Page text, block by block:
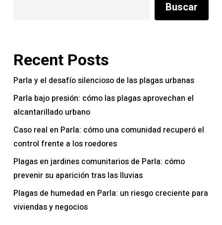
Buscar
Recent Posts
Parla y el desafío silencioso de las plagas urbanas
Parla bajo presión: cómo las plagas aprovechan el
alcantarillado urbano
Caso real en Parla: cómo una comunidad recuperó el
control frente a los roedores
Plagas en jardines comunitarios de Parla: cómo
prevenir su aparición tras las lluvias
Plagas de humedad en Parla: un riesgo creciente para
viviendas y negocios